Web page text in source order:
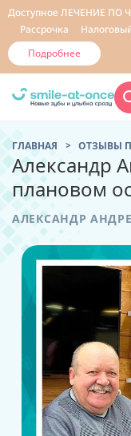
Доступное ЛЕЧЕНИЕ ПО
Рассрочка
Подробнее
ГЛАВНАЯ ОТЗЫВЫ
Александр
плановом
АЛЕКСАНДР